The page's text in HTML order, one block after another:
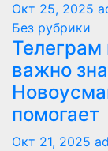
Окт 25, 2025
Без рубрики
Телеграм
важно
помогает
Окт 21, 2025